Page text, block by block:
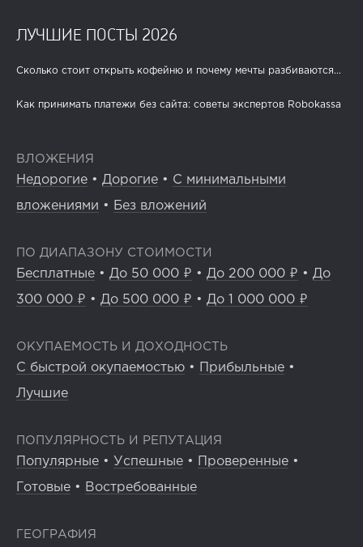
ЛУЧШИЕ ПОСТЫ 2026
Сколько стоит открыть кофейню и почему мечты разбиваются...
Как принимать платежи без сайта: советы экспертов Robokassa
ВЛОЖЕНИЯ
Недорогие • Дорогие • С минимальными
вложениями • Без вложений
ПО ДИАПАЗОНУ СТОИМОСТИ
Бесплатные • До 50 000 ₽ • До 200 000 ₽ • До
300 000 ₽ • До 500 000 ₽ • До 1 000 000 ₽
ОКУПАЕМОСТЬ И ДОХОДНОСТЬ
С быстрой окупаемостью • Прибыльные •
Лучшие
ПОПУЛЯРНОСТЬ И РЕПУТАЦИЯ
Популярные • Успешные • Проверенные •
Готовые • Востребованные
ГЕОГРАФИЯ